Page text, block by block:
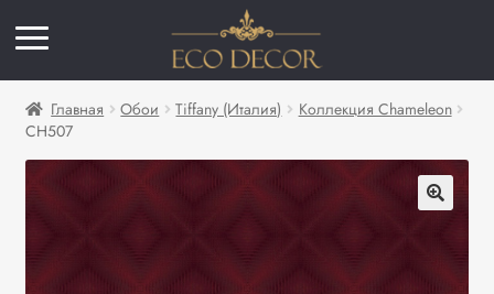
Главная Обои Tiffany (Италия)
Коллекция Chameleon
CH507